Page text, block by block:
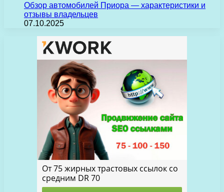
Обзор автомобилей Приора — характеристики и
отзывы владельцев
07.10.2025